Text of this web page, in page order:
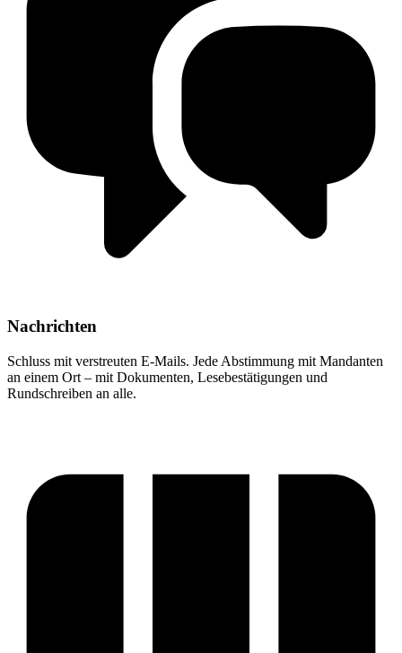
Nachrichten
Schluss mit verstreuten E-Mails. Jede Abstimmung mit Mandanten
an einem Ort – mit Dokumenten, Lesebestätigungen und
Rundschreiben an alle.